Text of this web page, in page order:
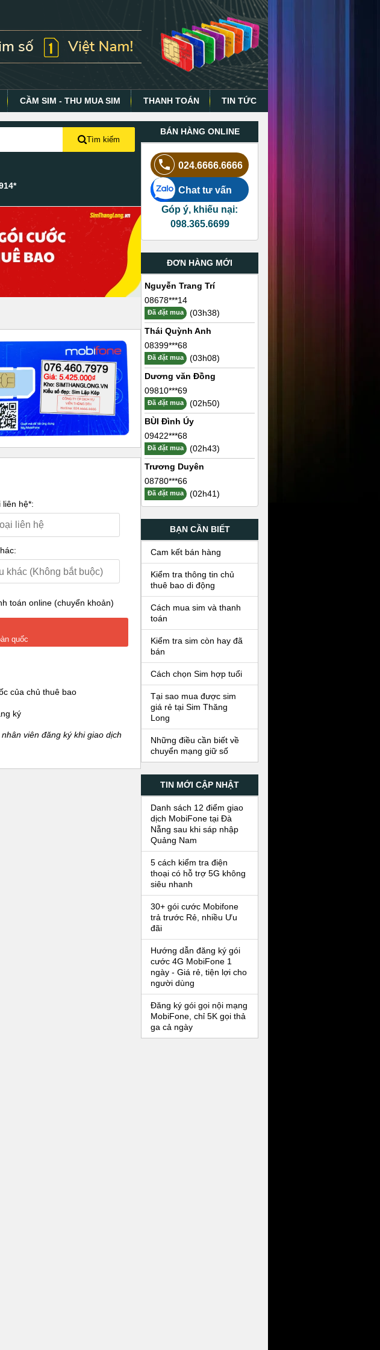
CẦM SIM - THU MUA SIM THANH TOÁN TIN TỨC
Tìm kiếm
hệ*:
toán online (chuyển khoản)
quốc
của chủ thuê bao
ký
viên đăng ký khi giao dịch
BÁN HÀNG ONLINE
024.6666.6666
Chat tư vấn
Góp ý, khiếu nại:
098.365.6699
ĐƠN HÀNG MỚI
Nguyễn Trang Trí
08678***14
Đã đặt mua
(03h38)
Thái Quỳnh Anh
08399***68
Đã đặt mua
(03h08)
Dương văn Đồng
09810***69
Đã đặt mua
(02h50)
BÙI Đình Úy
09422***68
Đã đặt mua
(02h43)
Trương Duyên
08780***66
Đã đặt mua (02h41)
BẠN CẦN BIẾT
Cam kết bán hàng
Kiểm tra thông tin chủ
thuê bao di động
Cách mua sim và thanh
toán
Kiểm tra sim còn hay đã
bán
Cách chọn Sim hợp tuổi
Tại sao mua được sim
giá rẻ tại Sim Thăng
Long
Những điều cần biết về
chuyển mạng giữ số
TIN MỚI CẬP NHẬT
Danh sách 12 điểm giao
dịch MobiFone tại Đà
Nẵng sau khi sáp nhập
Quảng Nam
5 cách kiểm tra điện
thoại có hỗ trợ 5G không
siêu nhanh
30+ gói cước Mobifone
trả trước Rẻ, nhiều Ưu
đãi
Hướng dẫn đăng ký gói
cước 4G MobiFone 1
ngày - Giá rẻ, tiện lợi cho
người dùng
Đăng ký gói gọi nội mạng
MobiFone, chỉ 5K gọi thả
ga cả ngày